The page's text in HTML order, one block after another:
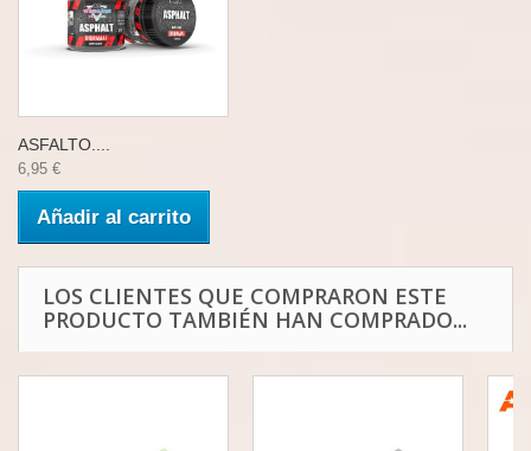
ASFALTO....
6,95 €
Añadir al carrito
LOS CLIENTES QUE COMPRARON ESTE
PRODUCTO TAMBIÉN HAN COMPRADO...